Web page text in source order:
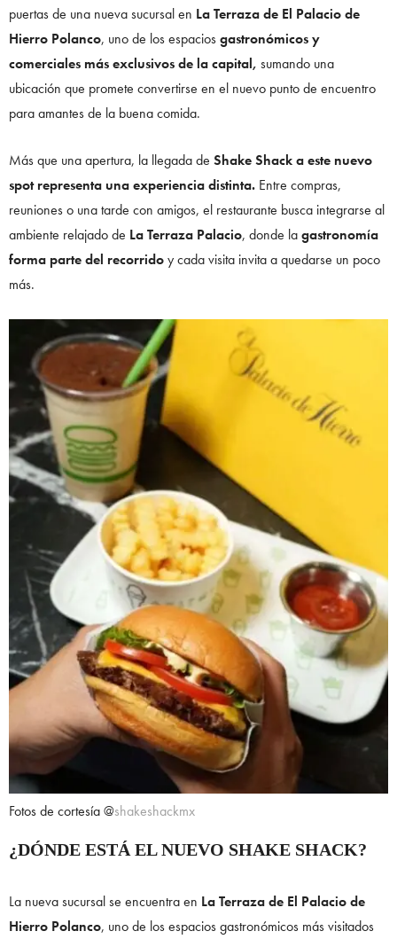
puertas de una nueva sucursal en La Terraza de El Palacio de
Hierro Polanco, uno de los espaciosgastronómicos y
comerciales más exclusivos de la capital, sumando una
ubicación que promete convertirse en el nuevo punto de encuentro
para amantes de la buena comida.
Más que una apertura, la llegada de Shake Shack a este nuevo
spot representa una experiencia distinta. Entre compras,
reuniones o una tarde con amigos, el restaurante busca integrarse al
ambiente relajado de La Terraza Palacio, donde lagastronomía
forma parte del recorridoy cada visita invita a quedarse un poco
más.
Fotos de cortesía @shakeshackmx
¿DÓNDE ESTÁ EL NUEVO SHAKE SHACK?
La nueva sucursal se encuentra en La Terraza de El Palacio de
Hierro Polanco, uno de los espacios gastronómicos más visitados